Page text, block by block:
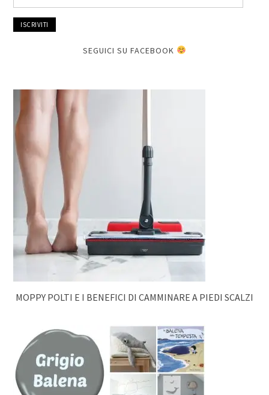
e-
mail
SEGUICI SU FACEBOOK
MOPPY POLTI E I BENEFICI DI CAMMINARE A PIEDI SCALZI